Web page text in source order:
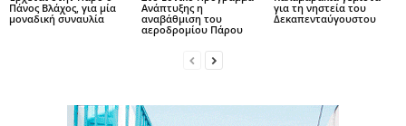
Πάνος Βλάχος, για μία
μοναδική συναυλία
Ανάπτυξης η
αναβάθμιση του
αεροδρομίου Πάρου
για τη νηστεία του
Δεκαπενταύγουστου